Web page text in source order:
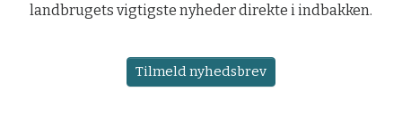
landbrugets vigtigste nyheder direkte i indbakken.
Tilmeld nyhedsbrev